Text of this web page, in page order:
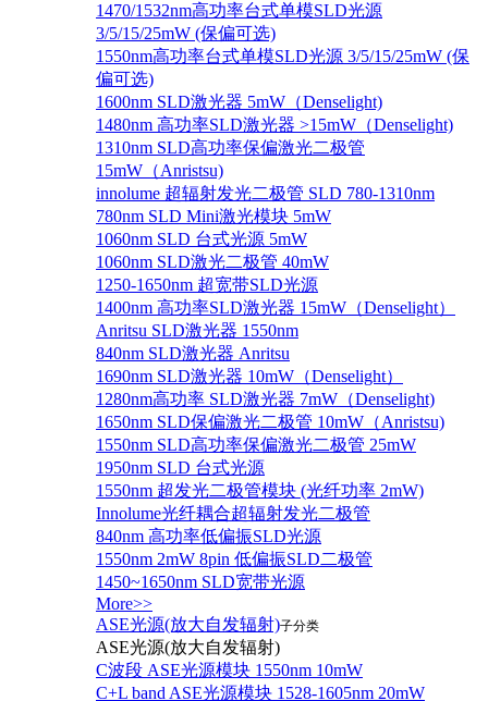
1470/1532nm高功率台式单模SLD光源
3/5/15/25mW (保偏可选)
1550nm高功率台式单模SLD光源 3/5/15/25mW (保
偏可选)
1600nm SLD激光器 5mW（Denselight)
1480nm 高功率SLD激光器 >15mW（Denselight)
1310nm SLD高功率保偏激光二极管
15mW（Anristsu)
innolume 超辐射发光二极管 SLD 780-1310nm
780nm SLD Mini激光模块 5mW
1060nm SLD 台式光源 5mW
1060nm SLD激光二极管 40mW
1250-1650nm 超宽带SLD光源
1400nm 高功率SLD激光器 15mW（Denselight）
Anritsu SLD激光器 1550nm
840nm SLD激光器 Anritsu
1690nm SLD激光器 10mW（Denselight）
1280nm高功率 SLD激光器 7mW（Denselight)
1650nm SLD保偏激光二极管 10mW（Anristsu)
1550nm SLD高功率保偏激光二极管 25mW
1950nm SLD 台式光源
1550nm 超发光二极管模块 (光纤功率 2mW)
Innolume光纤耦合超辐射发光二极管
840nm 高功率低偏振SLD光源
1550nm 2mW 8pin 低偏振SLD二极管
1450~1650nm SLD宽带光源
More>>
ASE光源(放大自发辐射)子分类
ASE光源(放大自发辐射)
C波段 ASE光源模块 1550nm 10mW
C+L band ASE光源模块 1528-1605nm 20mW